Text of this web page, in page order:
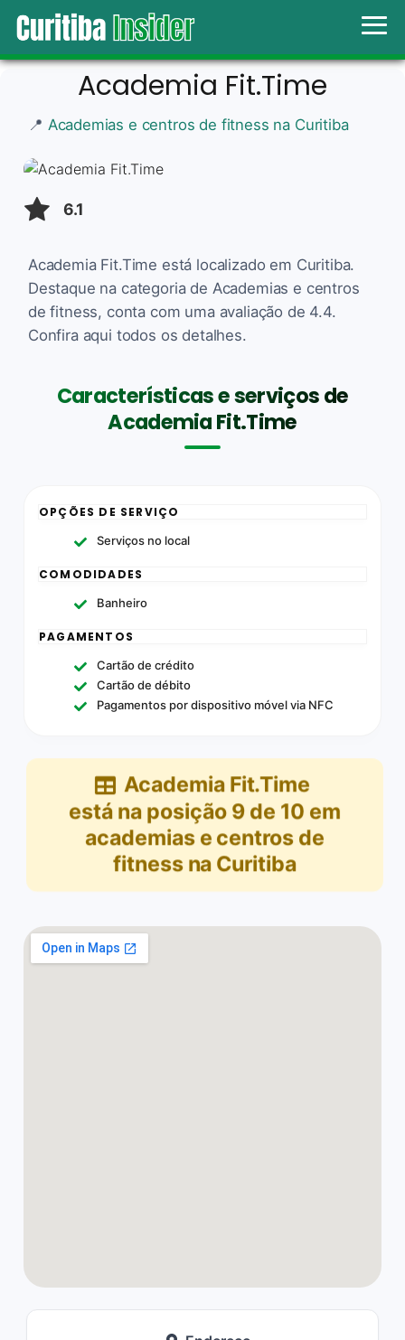
Academia Fit.Time
📍 Academias e centros de fitness na Curitiba
6.1
Academia Fit.Time está localizado em Curitiba.
Destaque na categoria de Academias e centros
de fitness, conta com uma avaliação de 4.4.
Confira aqui todos os detalhes.
Características e serviços de
Academia Fit.Time
OPÇÕES DE SERVIÇO
Serviços no local
COMODIDADES
Banheiro
PAGAMENTOS
Cartão de crédito
Cartão de débito
Pagamentos por dispositivo móvel via NFC
Academia Fit.Time
está na posição 9 de 10 em
academias e centros de
fitness na Curitiba